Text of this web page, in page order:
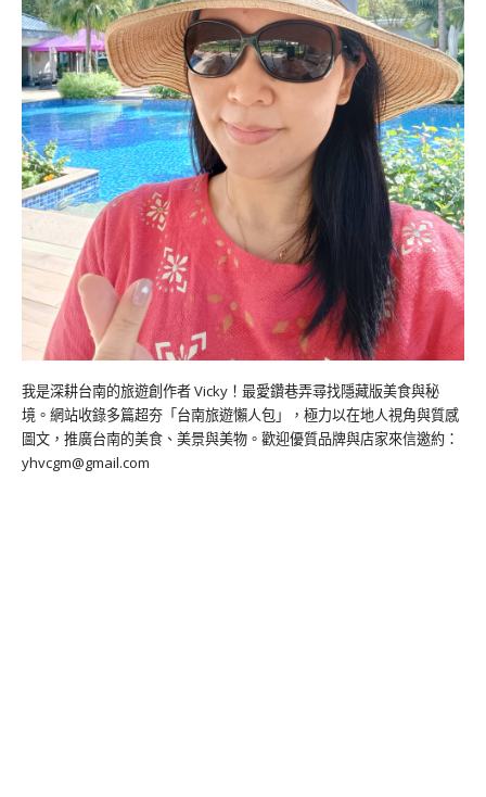
我是深耕台南的旅遊創作者 Vicky！最愛鑽巷弄尋找隱藏版美食與秘
境。網站收錄多篇超夯「台南旅遊懶人包」，極力以在地人視角與質感
圖文，推廣台南的美食、美景與美物。歡迎優質品牌與店家來信邀約：
yhvcgm@gmail.com